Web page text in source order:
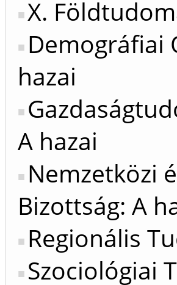
X.
Demográfiai
hazai
A hazai
Nemzetközi
Bizottság: A
Regionális
Szociológiai